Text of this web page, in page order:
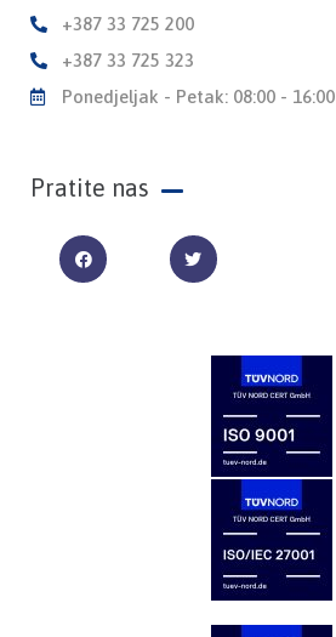
+387 33 725 200
+387 33 725 323
Ponedjeljak - Petak: 08:00 - 16:00
Pratite nas